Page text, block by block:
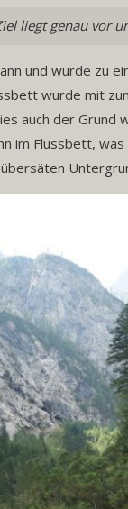
liegt genau vor
und wurde zu
wurde mit
auch der Grund
im Flussbett,